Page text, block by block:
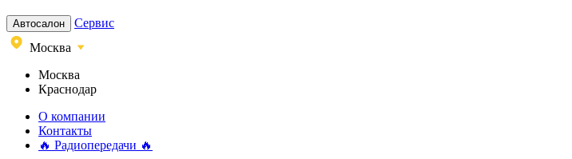
Автосалон
Сервис
Москва
Москва
Краснодар
О компании
Контакты
🔥 Радиопередачи 🔥